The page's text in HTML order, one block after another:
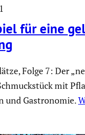
für eine
Folge 7: Der
mit
und Gastronomie.